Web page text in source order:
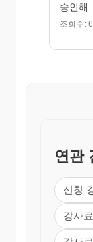
승인해...
조회수:
연관
신청
강사